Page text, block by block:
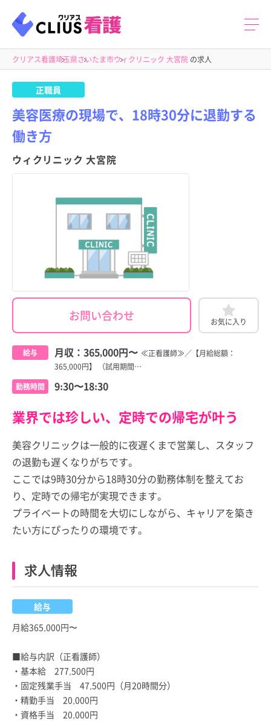
クリアス看護埼玉県さいたま市ウィクリニック 大宮院 の求人
正職員
美容医療の現場で、18時30分に退勤する
働き方
ウィクリニック 大宮院
お問い合わせ お気に入り
給与 月収： 365,000円〜 ≪正看護師≫／【月給総額：
365,000円】 （試用期間…
勤務時間
9:30〜18:30
業界では珍しい、定時での帰宅が叶う
美容クリニックは一般的に夜遅くまで営業し、スタッフ
の退勤も遅くなりがちです。
ここでは9時30分から18時30分の勤務体制を整えてお
り、定時での帰宅が実現できます。
プライベートの時間を大切にしながら、キャリアを築き
たい方にぴったりの環境です。
求人情報
給与
月給365,000円〜
■給与内訳（正看護師）
・基本給 277,500円
・固定残業手当 47,500円（月20時間分）
・精勤手当 20,000円
・資格手当 20,000円